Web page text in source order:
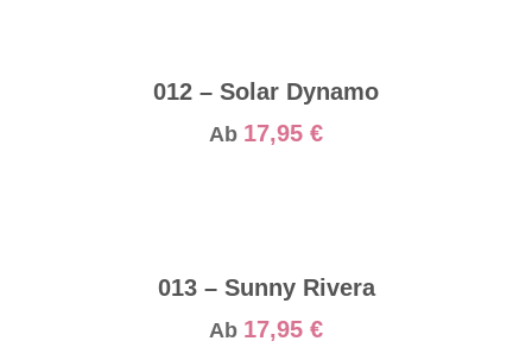
012 – Solar Dynamo
Ab 17,95 €
013 – Sunny Rivera
Ab 17,95 €